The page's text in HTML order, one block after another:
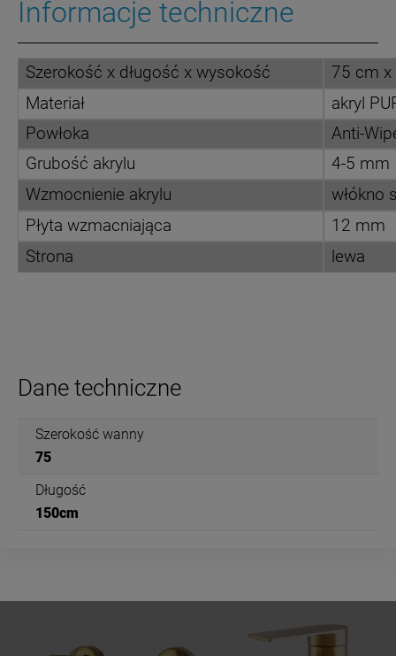
Informacje techniczne
Szerokość x długość x wysokość
75 cm
Materiał
akryl
Powłoka
Anti-
Grubość akrylu
4-5 mm
Wzmocnienie akrylu
włókno
Płyta wzmacniająca
12 mm
Strona
lewa
Dane techniczne
Szerokość wanny
75
Długość
150cm